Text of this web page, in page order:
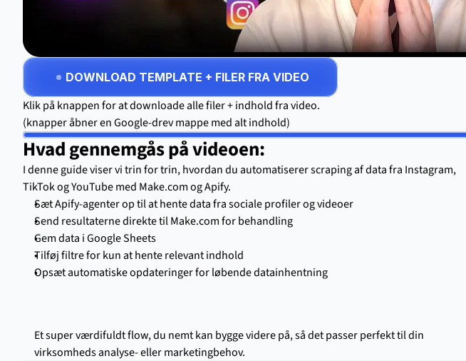
DOWNLOAD TEMPLATE + FILER FRA VIDEO
Klik på knappen for at downloade alle filer + indhold fra video.
(knapper åbner en Google-drev mappe med alt indhold)
Hvad gennemgås på videoen:
I denne guide viser vi trin for trin, hvordan du automatiserer scraping af data fra Instagram,
TikTok og YouTube med Make.com og Apify.
Sæt Apify-agenter op til at hente data fra sociale profiler og videoer
Send resultaterne direkte til Make.com for behandling
Gem data i Google Sheets
Tilføj filtre for kun at hente relevant indhold
Opsæt automatiske opdateringer for løbende datainhentning
Et super værdifuldt flow, du nemt kan bygge videre på, så det passer perfekt til din
virksomheds analyse- eller marketingbehov.